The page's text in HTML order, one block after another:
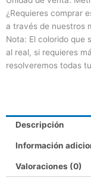
¿Requieres comprar
a través de nuestros
Nota: El colorido que
al real, si requieres
resolveremos todas
Descripción
Información
Valoraciones (0)